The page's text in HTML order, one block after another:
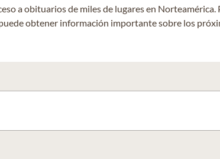
a obituarios de miles de lugares en Norteamérica.
obtener información importante sobre los